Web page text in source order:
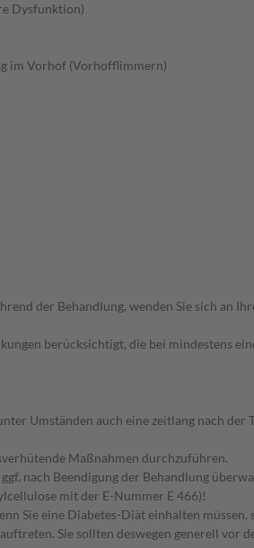
Dysfunktion)
im Vorhof (Vorhofflimmern)
der Behandlung, wenden Sie sich an
berücksichtigt, die bei mindestens
Umständen auch eine zeitlang nach
Maßnahmen durchzuführen.
nach Beendigung der Behandlung
mit der E-Nummer E 466)!
Sie eine Diabetes-Diät einhalten
Sie sollten deswegen generell